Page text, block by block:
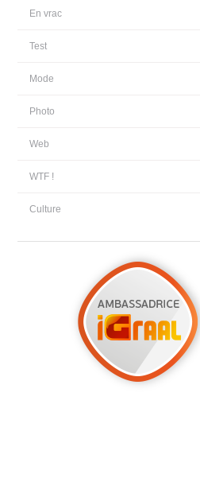
En vrac
Test
Mode
Photo
Web
WTF !
Culture